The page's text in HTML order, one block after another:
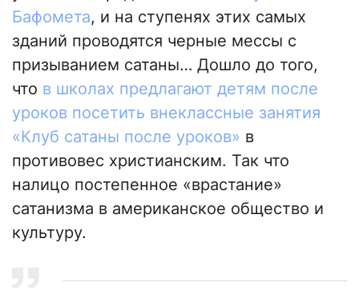
Бафомета, и на ступенях этих самых
зданий проводятся черные мессы с
призыванием сатаны… Дошло до того,
что в школах предлагают детям после
уроков посетить внеклассные занятия
«Клуб сатаны после уроков» в
противовес христианским. Так что
налицо постепенное «врастание»
сатанизма в американское общество и
культуру.